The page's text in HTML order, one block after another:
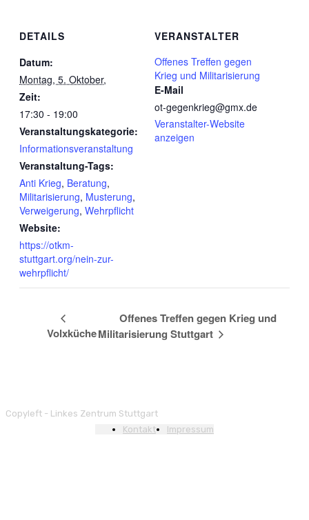
DETAILS
Datum:
Montag, 5. Oktober,
Zeit:
17:30 - 19:00
Veranstaltungskategorie:
Informationsveranstaltung
Veranstaltung-Tags:
Anti Krieg, Beratung,
Militarisierung, Musterung,
Verweigerung, Wehrpflicht
Website:
https://otkm-
stuttgart.org/nein-zur-
wehrpflicht/
VERANSTALTER
Offenes Treffen gegen
Krieg und Militarisierung
E-Mail
ot-gegenkrieg@gmx.de
Veranstalter-Website
anzeigen
Volxküche
Offenes Treffen gegen Krieg und
Militarisierung Stuttgart
Copyleft - Linkes Zentrum Stuttgart
Kontakt
Impressum